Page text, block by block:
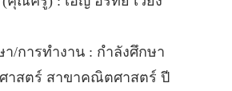
/การทำงาน : กำลังศึกษา
าสตร์ สาขาคณิตศาสตร์ ปี